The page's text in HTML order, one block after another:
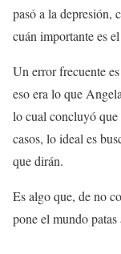
pasó a la depresión,
cuán importante es
Un error frecuente
eso era lo que
lo cual concluyó que
casos, lo ideal es
que dirán.
Es algo que, de no
pone el mundo patas